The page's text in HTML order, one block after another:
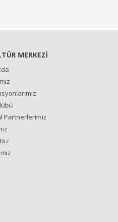
MERKEZİ
Partnerlerimiz